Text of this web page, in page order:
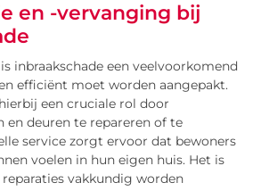
en -vervanging bij
inbraakschade een veelvoorkomend
efficiënt moet worden aangepakt.
een cruciale rol door
en deuren te repareren of te
service zorgt ervoor dat bewoners
voelen in hun eigen huis. Het is
reparaties vakkundig worden